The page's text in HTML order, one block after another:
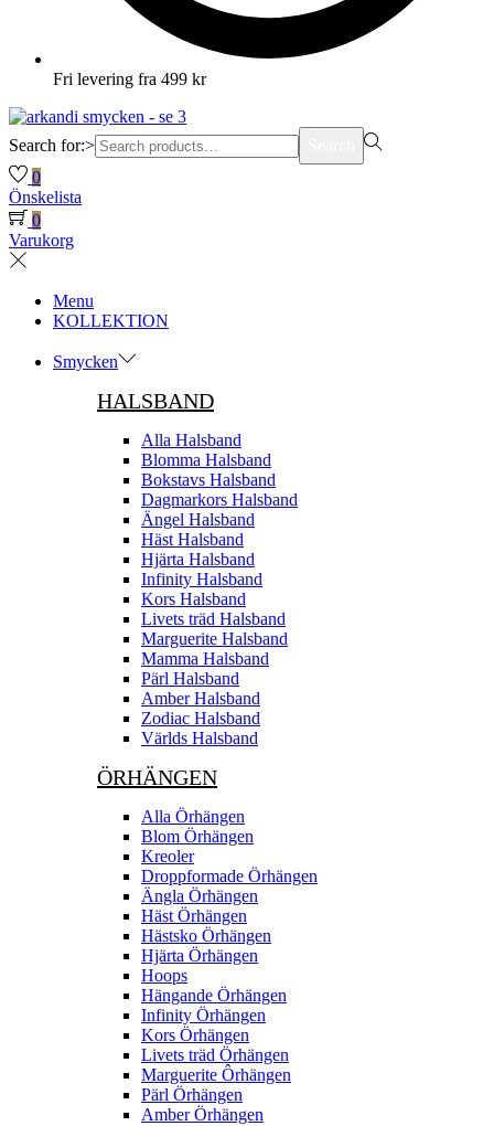
Fri levering fra 499 kr
Search for:>
0
Önskelista
0
Varukorg
Menu
KOLLEKTION
Smycken
HALSBAND
Alla Halsband
Blomma Halsband
Bokstavs Halsband
Dagmarkors Halsband
Ängel Halsband
Häst Halsband
Hjärta Halsband
Infinity Halsband
Kors Halsband
Livets träd Halsband
Marguerite Halsband
Mamma Halsband
Pärl Halsband
Amber Halsband
Zodiac Halsband
Världs Halsband
ÖRHÄNGEN
Alla Örhängen
Blom Örhängen
Kreoler
Droppformade Örhängen
Ängla Örhängen
Häst Örhängen
Hästsko Örhängen
Hjärta Örhängen
Hoops
Hängande Örhängen
Infinity Örhängen
Kors Örhängen
Livets träd Örhängen
Marguerite Ôrhängen
Pärl Örhängen
Amber Örhängen